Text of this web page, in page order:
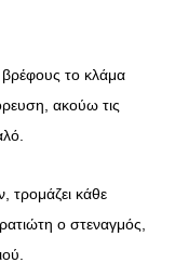
το κλάμα
ακούω τις
κάθε
ο στεναγμός,